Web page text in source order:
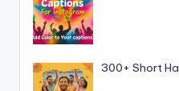
300+ Short